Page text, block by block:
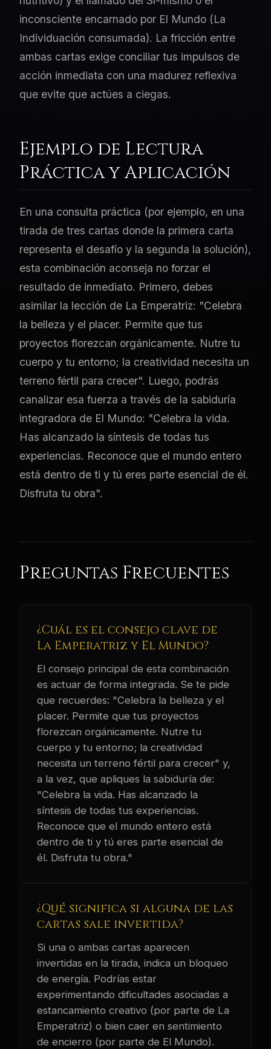
inconsciente encarnado por El Mundo (La
Individuación consumada). La fricción entre
ambas cartas exige conciliar tus impulsos de
acción inmediata con una madurez reflexiva
que evite que actúes a ciegas.
Ejemplo de Lectura
Práctica y Aplicación
En una consulta práctica (por ejemplo, en una
tirada de tres cartas donde la primera carta
representa el desafío y la segunda la solución),
esta combinación aconseja no forzar el
resultado de inmediato. Primero, debes
asimilar la lección de La Emperatriz: "Celebra
la belleza y el placer. Permite que tus
proyectos florezcan orgánicamente. Nutre tu
cuerpo y tu entorno; la creatividad necesita un
terreno fértil para crecer". Luego, podrás
canalizar esa fuerza a través de la sabiduría
integradora de El Mundo: "Celebra la vida.
Has alcanzado la síntesis de todas tus
experiencias. Reconoce que el mundo entero
está dentro de ti y tú eres parte esencial de él.
Disfruta tu obra".
Preguntas Frecuentes
¿Cuál es el consejo clave de
La Emperatriz y El Mundo?
El consejo principal de esta combinación
es actuar de forma integrada. Se te pide
que recuerdes: "Celebra la belleza y el
placer. Permite que tus proyectos
florezcan orgánicamente. Nutre tu
cuerpo y tu entorno; la creatividad
necesita un terreno fértil para crecer" y,
a la vez, que apliques la sabiduría de:
"Celebra la vida. Has alcanzado la
síntesis de todas tus experiencias.
Reconoce que el mundo entero está
dentro de ti y tú eres parte esencial de
él. Disfruta tu obra."
¿Qué significa si alguna de las
cartas sale invertida?
Si una o ambas cartas aparecen
invertidas en la tirada, indica un bloqueo
de energía. Podrías estar
experimentando dificultades asociadas a
estancamiento creativo (por parte de La
Emperatriz) o bien caer en sentimiento
de encierro (por parte de El Mundo).